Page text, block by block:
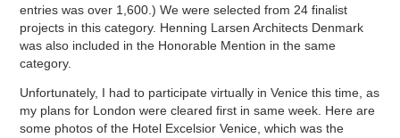
entries was over 1,600.) We were selected from 24 finalist
projects in this category. Henning Larsen Architects Denmark
was also included in the Honorable Mention in the same
category.
Unfortunately, I had to participate virtually in Venice this time, as
my plans for London were cleared first in same week. Here are
some photos of the Hotel Excelsior Venice, which was the